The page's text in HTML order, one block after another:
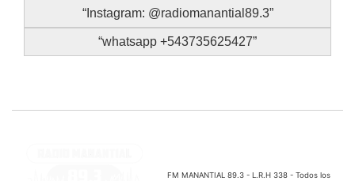
Instagram: @radiomanantial89.3
whatsapp +543735625427
FM MANANTIAL 89.3 - L.R.H 338 - Todos los